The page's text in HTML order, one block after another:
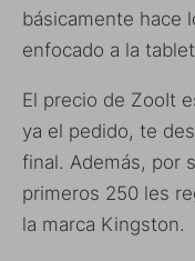
básicamente hace
enfocado a la
El precio de ZooIt
ya el pedido, te
final. Además, por
primeros 250 les
la marca Kingston.